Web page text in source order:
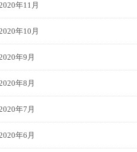
年11月
年10月
年9月
年8月
年7月
年6月